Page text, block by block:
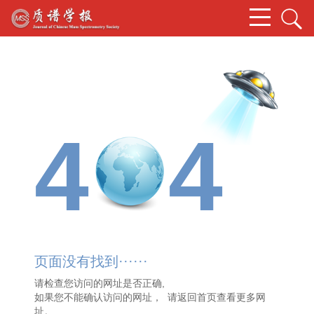
4 4
页面没有找到······
请检查您访问的网址是否正确,
如果您不能确认访问的网址， 请返回首页查看更多网
址。